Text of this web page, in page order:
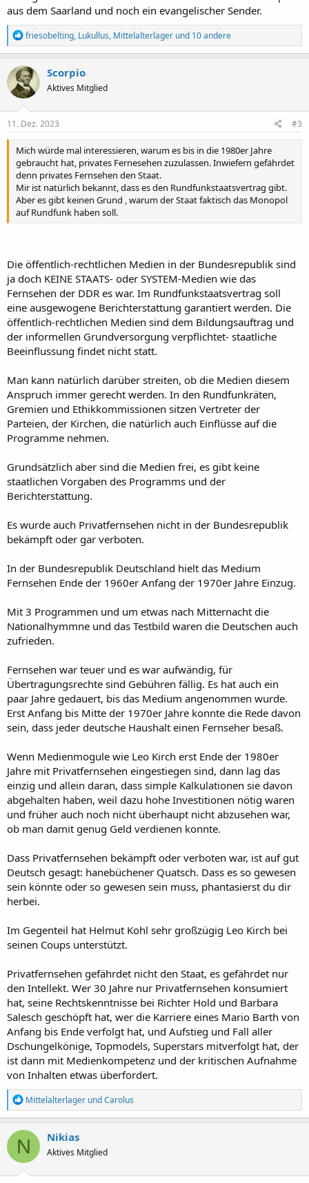
aus dem Saarland und noch ein evangelischer Sender.
R
e
a
k
t
i
o
n
e
:
friesobelting, Lukullus, Mittelalterlager und 10 andere
Scorpio
Aktives Mitglied
11. Dez. 2023 #3
Mich würde mal interessieren, warum es bis in die 1980er Jahre
gebraucht hat, privates Fernesehen zuzulassen. Inwiefern gefährdet
denn privates Fernsehen den Staat.
Mir ist natürlich bekannt, dass es den Rundfunkstaatsvertrag gibt.
Aber es gibt keinen Grund , warum der Staat faktisch das Monopol
auf Rundfunk haben soll.
Die öffentlich-rechtlichen Medien in der Bundesrepublik sind
ja doch KEINE STAATS- oder SYSTEM-Medien wie das
Fernsehen der DDR es war. Im Rundfunkstaatsvertrag soll
eine ausgewogene Berichterstattung garantiert werden. Die
öffentlich-rechtlichen Medien sind dem Bildungsauftrag und
der informellen Grundversorgung verpflichtet- staatliche
Beeinflussung findet nicht statt.
Man kann natürlich darüber streiten, ob die Medien diesem
Anspruch immer gerecht werden. In den Rundfunkräten,
Gremien und Ethikkommissionen sitzen Vertreter der
Parteien, der Kirchen, die natürlich auch Einflüsse auf die
Programme nehmen.
Grundsätzlich aber sind die Medien frei, es gibt keine
staatlichen Vorgaben des Programms und der
Berichterstattung.
Es wurde auch Privatfernsehen nicht in der Bundesrepublik
bekämpft oder gar verboten.
In der Bundesrepublik Deutschland hielt das Medium
Fernsehen Ende der 1960er Anfang der 1970er Jahre Einzug.
Mit 3 Programmen und um etwas nach Mitternacht die
Nationalhymmne und das Testbild waren die Deutschen auch
zufrieden.
Fernsehen war teuer und es war aufwändig, für
Übertragungsrechte sind Gebühren fällig. Es hat auch ein
paar Jahre gedauert, bis das Medium angenommen wurde.
Erst Anfang bis Mitte der 1970er Jahre konnte die Rede davon
sein, dass jeder deutsche Haushalt einen Fernseher besaß.
Wenn Medienmogule wie Leo Kirch erst Ende der 1980er
Jahre mit Privatfernsehen eingestiegen sind, dann lag das
einzig und allein daran, dass simple Kalkulationen sie davon
abgehalten haben, weil dazu hohe Investitionen nötig waren
und früher auch noch nicht überhaupt nicht abzusehen war,
ob man damit genug Geld verdienen konnte.
Dass Privatfernsehen bekämpft oder verboten war, ist auf gut
Deutsch gesagt: hanebüchener Quatsch. Dass es so gewesen
sein könnte oder so gewesen sein muss, phantasierst du dir
herbei.
Im Gegenteil hat Helmut Kohl sehr großzügig Leo Kirch bei
seinen Coups unterstützt.
Privatfernsehen gefährdet nicht den Staat, es gefährdet nur
den Intellekt. Wer 30 Jahre nur Privatfernsehen konsumiert
hat, seine Rechtskenntnisse bei Richter Hold und Barbara
Salesch geschöpft hat, wer die Karriere eines Mario Barth von
Anfang bis Ende verfolgt hat, und Aufstieg und Fall aller
Dschungelkönige, Topmodels, Superstars mitverfolgt hat, der
ist dann mit Medienkompetenz und der kritischen Aufnahme
von Inhalten etwas überfordert.
R
e
a
k
i
o
n
Mittelalterlager undCarolus
N Nikias
Aktives Mitglied